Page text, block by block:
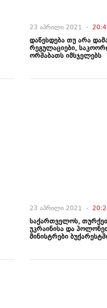
23 აპრილი 2021 -
დაწესდება თუ არა
რეგულაციები,
ორშაბათს იმსჯელებს
23 აპრილი 2021 -
საქართველოს,
უკრაინისა და
მინისტრები